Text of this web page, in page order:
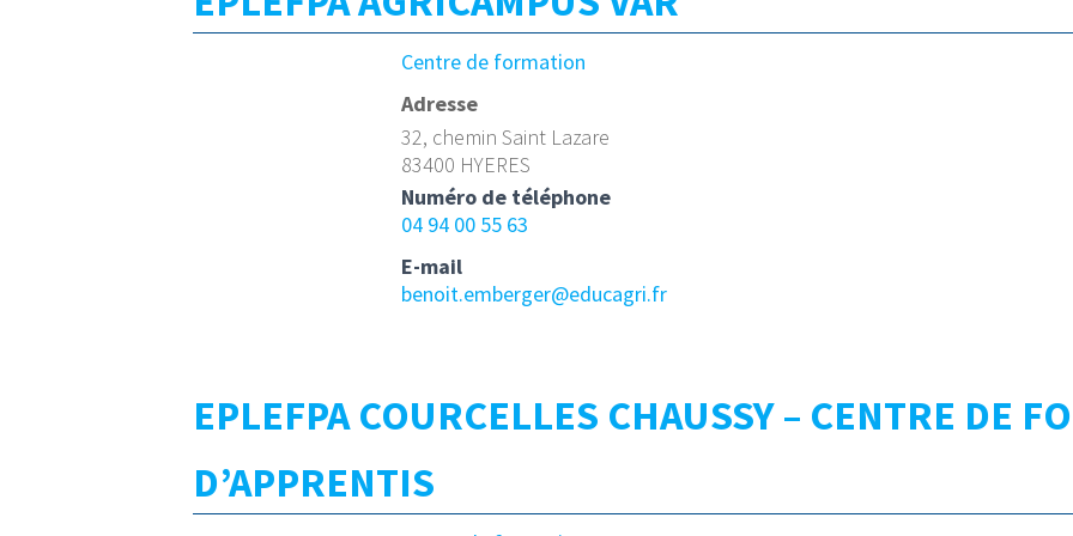
Centre de formation
Adresse
32, chemin Saint Lazare
83400 HYERES
Numéro de téléphone
04 94 00 55 63
E-mail
benoit.emberger@educagri.fr
EPLEFPA COURCELLES CHAUSSY – CENTRE DE
D’APPRENTIS